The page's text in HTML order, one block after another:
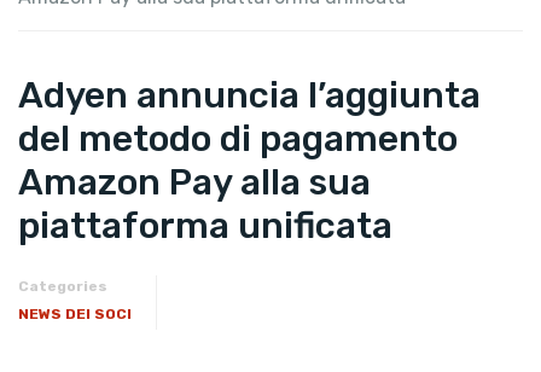
Adyen annuncia l’aggiunta
del metodo di pagamento
Amazon Pay alla sua
piattaforma unificata
Categories
NEWS DEI SOCI